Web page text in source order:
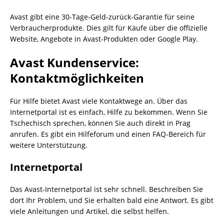
Avast gibt eine 30-Tage-Geld-zurück-Garantie für seine
Verbraucherprodukte. Dies gilt für Käufe über die offizielle
Website, Angebote in Avast-Produkten oder Google Play.
Avast Kundenservice:
Kontaktmöglichkeiten
Für Hilfe bietet Avast viele Kontaktwege an. Über das
Internetportal ist es einfach, Hilfe zu bekommen. Wenn Sie
Tschechisch sprechen, können Sie auch direkt in Prag
anrufen. Es gibt ein Hilfeforum und einen FAQ-Bereich für
weitere Unterstützung.
Internetportal
Das Avast-Internetportal ist sehr schnell. Beschreiben Sie
dort Ihr Problem, und Sie erhalten bald eine Antwort. Es gibt
viele Anleitungen und Artikel, die selbst helfen.